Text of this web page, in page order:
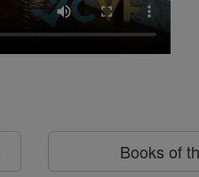
Books of